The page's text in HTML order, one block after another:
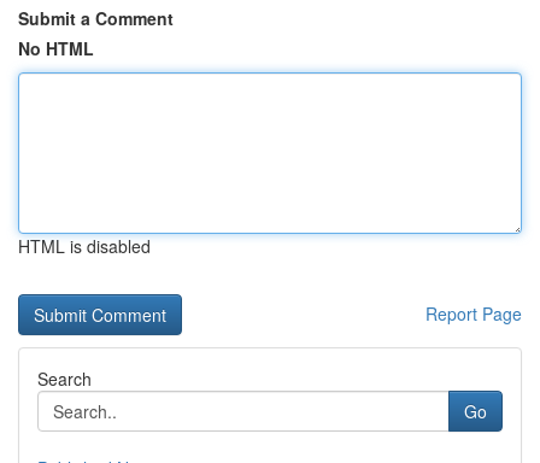
Submit a Comment
No HTML
HTML is disabled
Report Page
Search
Go